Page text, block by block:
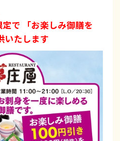
で 「お楽しみ御膳を
いたします